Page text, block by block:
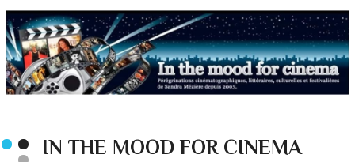
IN THE MOOD FOR CINEMA